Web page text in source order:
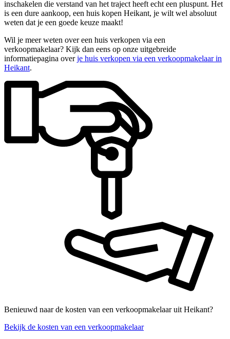
inschakelen die verstand van het traject heeft echt een pluspunt. Het
is een dure aankoop, een huis kopen Heikant, je wilt wel absoluut
weten dat je een goede keuze maakt!
Wil je meer weten over een huis verkopen via een
verkoopmakelaar? Kijk dan eens op onze uitgebreide
informatiepagina overje huis verkopen via een verkoopmakelaar in
Heikant.
Benieuwd naar de kosten van een verkoopmakelaar uit Heikant?
Bekijk de kosten van een verkoopmakelaar